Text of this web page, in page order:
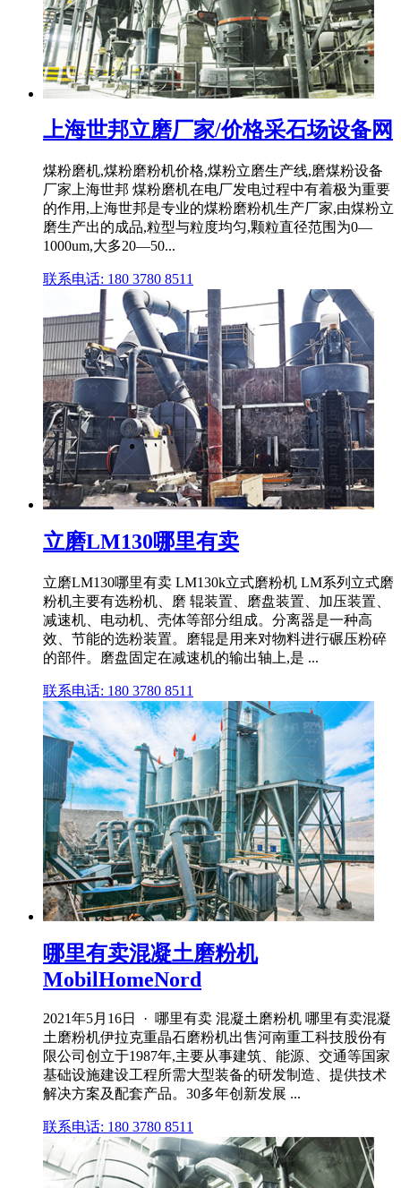
上海世邦立磨厂家/价格采石场设备网
煤粉磨机,煤粉磨粉机价格,煤粉立磨生产线,磨煤粉设备
厂家上海世邦 煤粉磨机在电厂发电过程中有着极为重要
的作用,上海世邦是专业的煤粉磨粉机生产厂家,由煤粉立
磨生产出的成品,粒型与粒度均匀,颗粒直径范围为0—
1000um,大多20—50...
联系电话: 180 3780 8511
立磨LM130哪里有卖
立磨LM130哪里有卖 LM130k立式磨粉机 LM系列立式磨
粉机主要有选粉机、磨 辊装置、磨盘装置、加压装置、
减速机、电动机、壳体等部分组成。分离器是一种高
效、节能的选粉装置。磨辊是用来对物料进行碾压粉碎
的部件。磨盘固定在减速机的输出轴上,是 ...
联系电话: 180 3780 8511
哪里有卖混凝土磨粉机
MobilHomeNord
2021年5月16日 · 哪里有卖 混凝土磨粉机 哪里有卖混凝
土磨粉机伊拉克重晶石磨粉机出售河南重工科技股份有
限公司创立于1987年,主要从事建筑、能源、交通等国家
基础设施建设工程所需大型装备的研发制造、提供技术
解决方案及配套产品。30多年创新发展 ...
联系电话: 180 3780 8511